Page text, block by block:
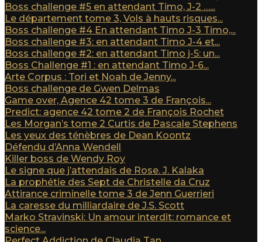
Boss challenge #5 en attendant Timo, J-2 …...
Le département tome 3, Vols à hauts risques...
Boss challenge #4 En attendant Timo J-3 Timo,...
Boss challenge #3: en attendant Timo J-4 et...
Boss challenge #2: en attendant Timo j-5: un...
Boss Challenge #1 : en attendant Timo J-6...
Arte Corpus : Tori et Noah de Jenny...
Boss challenge de Gwen Delmas
Game over, Agence 42 tome 3 de François...
Predict: agence 42 tome 2 de François Rochet
Les Morgan’s tome 2 Curtis de Pascale Stephens
Les yeux des ténèbres de Dean Koontz
Défendu d’Anna Wendell
Killer boss de Wendy Roy
Le signe que j’attendais de Rose. J. Kalaka
La prophétie des Sept de Christelle da Cruz
Attirance criminelle tome 3 de Jenn Guerrieri
La caresse du milliardaire de J.S. Scott
Marko Stravinski: Un amour interdit: romance et
science...